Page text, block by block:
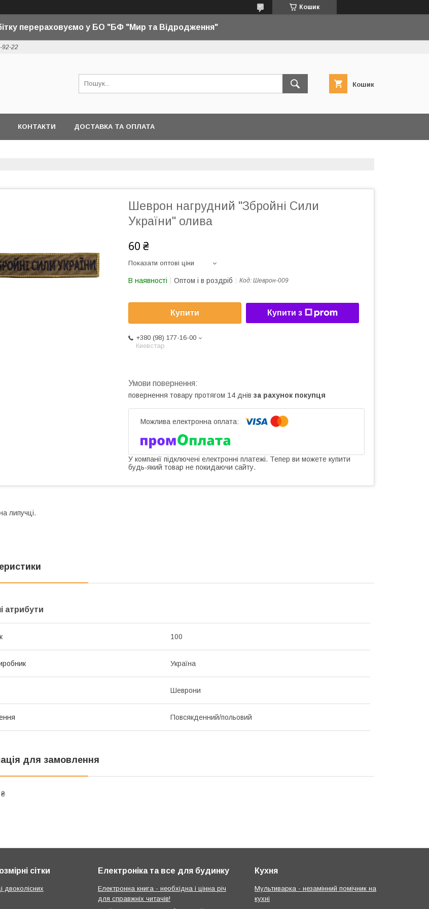
Кошик
перераховуємо у БО "БФ "Мир та Відродження"
92-22
Кошик
КОНТАКТИ ДОСТАВКА ТА ОПЛАТА
Шеврон нагрудний "Збройні Сили
України" олива
60 ₴
Показати оптові ціни
В наявності Оптом і в роздріб Код: Шеврон-009
Купити Купити з
+380 (98) 177-16-00
Киевстар
повернення товару протягом 14 днів за рахунок покупця
У компанії підключені електронні платежі. Тепер ви можете купити
будь-який товар не покидаючи сайту.
липучці.
атрибути
100
Україна
Шеврони
Повсякденний/польовий
для замовлення
сітки
двоколісних
Електроніка та все для будинку
Електронна книга - необхідна і цінна річ
для справжніх читачів!
Кухня
Мультиварка - незамінний помічник на
кухні